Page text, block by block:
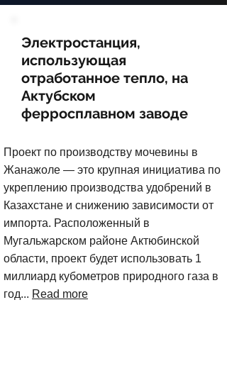
Электростанция,
использующая
отработанное тепло, на
Актубском
ферросплавном заводе
Проект по производству мочевины в
Жанажоле — это крупная инициатива по
укреплению производства удобрений в
Казахстане и снижению зависимости от
импорта. Расположенный в
Мугальжарском районе Актюбинской
области, проект будет использовать 1
миллиард кубометров природного газа в
год... Read more